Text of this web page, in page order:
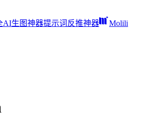
AI生图神器提示词反推神器
Molili